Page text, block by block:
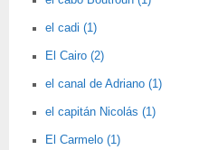
el cadi (1)
El Cairo (2)
el canal de Adriano (1)
el capitán Nicolás (1)
El Carmelo (1)